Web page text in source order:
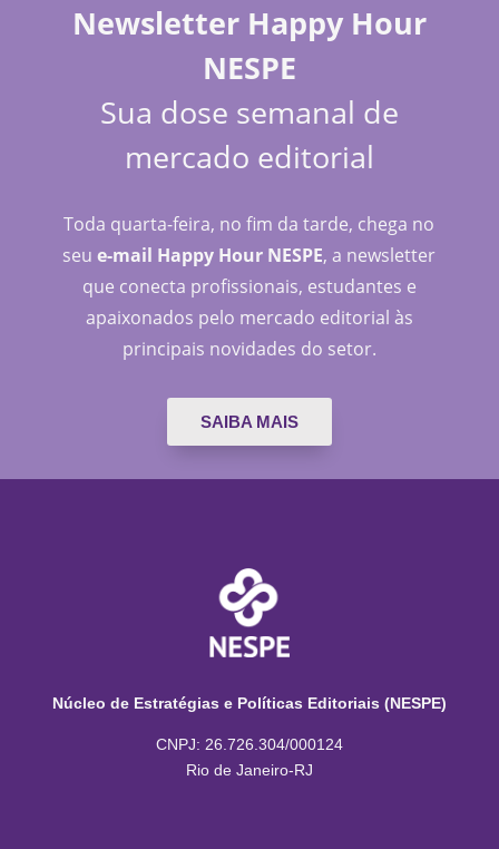
Newsletter Happy Hour
NESPE
Sua dose semanal de
mercado editorial
Toda quarta-feira, no fim da tarde, chega no
seue-mail Happy Hour NESPE, a newsletter
que conecta profissionais, estudantes e
apaixonados pelo mercado editorial às
principais novidades do setor.
SAIBA MAIS
Núcleo de Estratégias e Políticas Editoriais (NESPE)
CNPJ: 26.726.304/000124
Rio de Janeiro-RJ